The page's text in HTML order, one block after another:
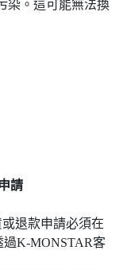
染。這可能無法換
請
退款申請必須在
過K-MONSTAR客